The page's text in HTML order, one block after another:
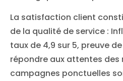
La satisfaction client
de la qualité de service :
taux de 4,9 sur 5, preuve
répondre aux attentes des
campagnes ponctuelles